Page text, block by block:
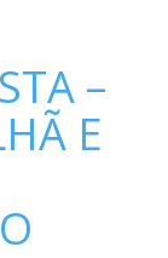
–
E